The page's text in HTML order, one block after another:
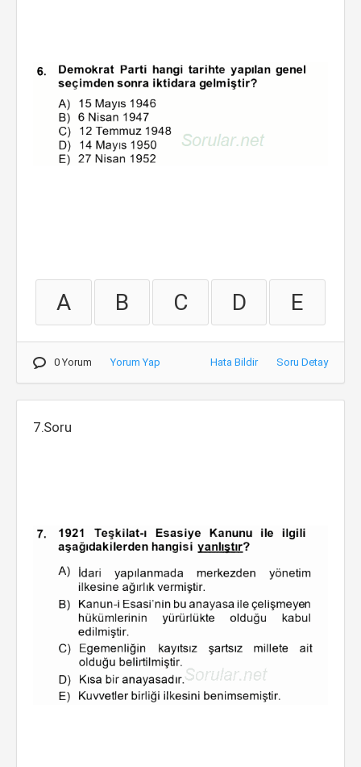
A B C D E
0 Yorum Yorum Yap Hata Bildir Soru Detay
7.Soru